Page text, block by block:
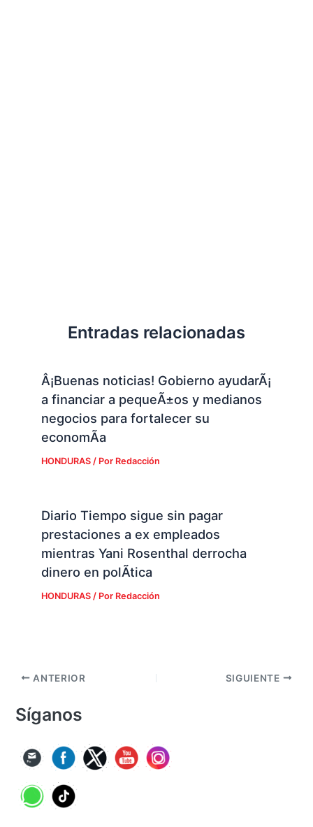
Entradas relacionadas
Â¡Buenas noticias! Gobierno ayudarÃ¡
a financiar a pequeÃ±os y medianos
negocios para fortalecer su
economÃ­a
HONDURAS/ Por Redacción
Diario Tiempo sigue sin pagar
prestaciones a ex empleados
mientras Yani Rosenthal derrocha
dinero en polÃ­tica
HONDURAS/ Por Redacción
ANTERIOR SIGUIENTE
Síganos